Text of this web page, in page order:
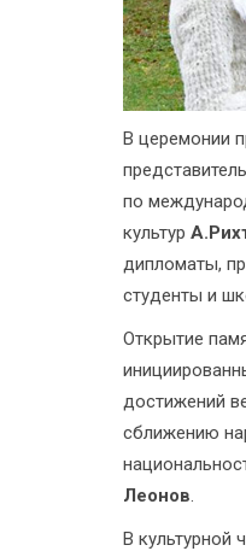
В церемонии
по
культур
дипломаты,
студенты и
Открытие
достижений
сближению
Леонов.
В культурной